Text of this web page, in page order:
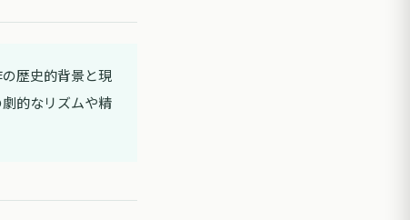
歴史的背景と現
的なリズムや精